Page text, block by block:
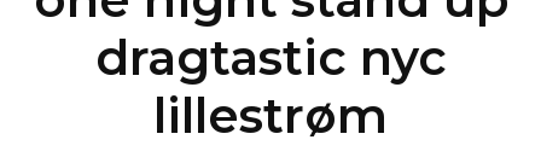
dragtastic nyc
lillestrøm